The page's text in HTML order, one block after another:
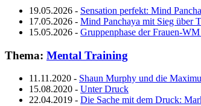
19.05.2026 - Sensation perfekt: Mind
17.05.2026 - Mind Panchaya mit Sieg über
15.05.2026 - Gruppenphase der Frauen-
Thema: Mental Training
11.11.2020 - Shaun Murphy und die
15.08.2020 - Unter Druck
22.04.2019 - Die Sache mit dem Druck: